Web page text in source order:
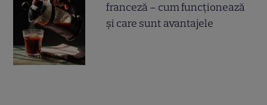
franceză – cum funcționează
și care sunt avantajele